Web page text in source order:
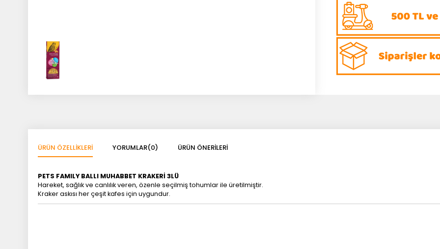
ÜRÜN ÖZELLIKLERI YORUMLAR(0) ÜRÜN ÖNERILERI
PETS FAMILY BALLI MUHABBET KRAKERİ 3LÜ
Hareket, sağlık ve canlılık veren, özenle seçilmiş tohumlar ile üretilmiştir.
Kraker askısı her çeşit kafes için uygundur.